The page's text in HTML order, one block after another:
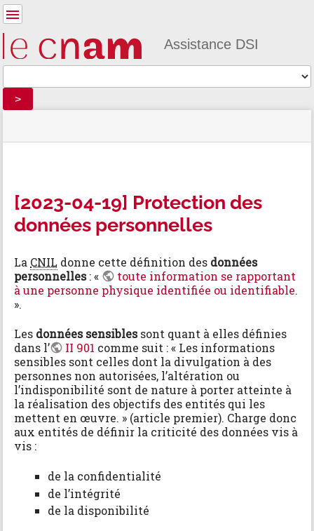
Assistance DSI
>
du
d'emplacement
êtes
»
04-
19]
Protection
personnelles
Outils
e
t
a
d
n
n
é
e
p
o
u
r
c
e
t
t
e
p
[2023-04-19] Protection des
données personnelles
La CNIL donne cette définition des données
personnelles: «
toute information se rapportant
à une personne physique identifiée ou identifiable.
».
Les données sensiblessont quant à elles définies
dans l’
II 901 comme suit : « Les informations
sensibles sont celles dont la divulgation à des
personnes non autorisées, l’altération ou
l’indisponibilité sont de nature à porter atteinte à
la réalisation des objectifs des entités qui les
mettent en œuvre. » (article premier). Charge donc
aux entités de définir la criticité des données vis à
vis :
de la confidentialité
de l’intégrité
de la disponibilité